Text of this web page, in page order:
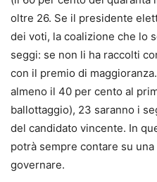
oltre 26. Se il presidente
dei voti, la coalizione che lo
seggi: se non li ha raccolti
con il premio di
almeno il 40 per cento al
ballottaggio), 23 saranno i
del candidato vincente. In
potrà sempre contare su
governare.